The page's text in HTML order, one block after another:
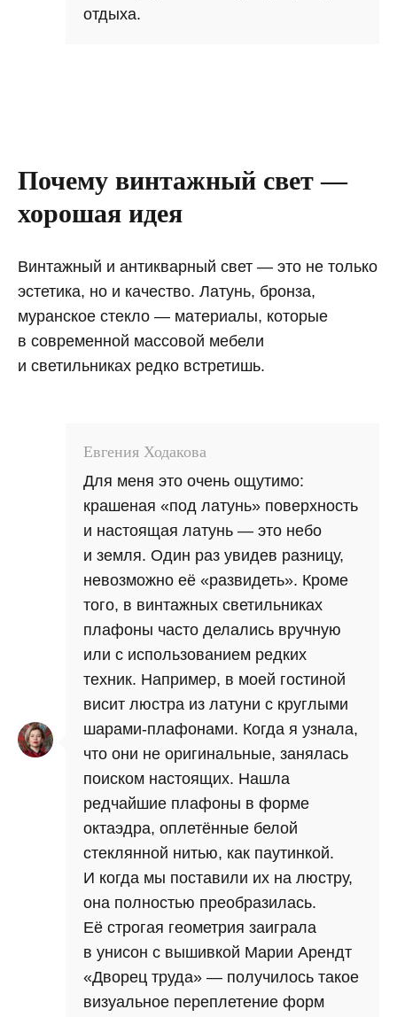
отдыха.
Почему винтажный свет —
хорошая идея
Винтажный и антикварный свет — это не только
эстетика, но и качество. Латунь, бронза,
муранское стекло — материалы, которые
в современной массовой мебели
и светильниках редко встретишь.
Евгения Ходакова
Для меня это очень ощутимо:
крашеная «под латунь» поверхность
и настоящая латунь — это небо
и земля. Один раз увидев разницу,
невозможно её «развидеть». Кроме
того, в винтажных светильниках
плафоны часто делались вручную
или с использованием редких
техник. Например, в моей гостиной
висит люстра из латуни с круглыми
шарами-плафонами. Когда я узнала,
что они не оригинальные, занялась
поиском настоящих. Нашла
редчайшие плафоны в форме
октаэдра, оплетённые белой
стеклянной нитью, как паутинкой.
И когда мы поставили их на люстру,
она полностью преобразилась.
Её строгая геометрия заиграла
в унисон с вышивкой Марии Арендт
«Дворец труда» — получилось такое
визуальное переплетение форм